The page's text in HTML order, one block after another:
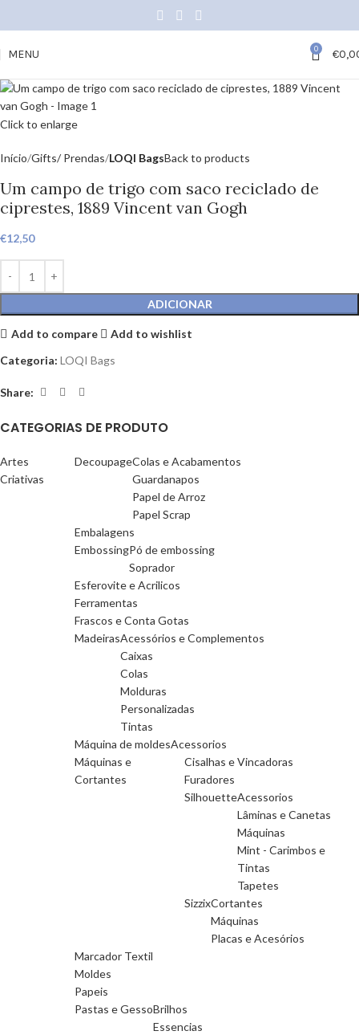
MENU 0 €
Click to enlarge
Início Gifts/ Prendas LOQI BagsBack to products
Um campo de trigo com saco reciclado de
ciprestes, 1889 Vincent van Gogh
€12,50
ADICIONAR
Add to compare
Add to wishlist
Categoria: LOQI Bags
Share:
CATEGORIAS DE PRODUTO
Artes
Criativas
DecoupageColas e Acabamentos
Guardanapos
Papel de Arroz
Papel Scrap
Embalagens
EmbossingPó de embossing
Soprador
Esferovite e Acrilicos
Ferramentas
Frascos e Conta Gotas
MadeirasAcessórios e Complementos
Caixas
Colas
Molduras
Personalizadas
Tintas
Máquina de moldesAcessorios
Máquinas e
Cortantes
Cisalhas e Vincadoras
Furadores
SilhouetteAcessorios
Lâminas e Canetas
Máquinas
Mint - Carimbos e
Tintas
Tapetes
SizzixCortantes
Máquinas
Placas e Acesórios
Marcador Textil
Moldes
Papeis
Pastas e GessoBrilhos
Essencias